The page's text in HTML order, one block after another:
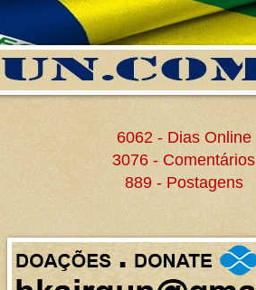
6062 - Dias Online
3076 - Comentários
889 - Postagens